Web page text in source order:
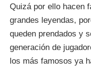
Quizá por ello hacen
grandes leyendas,
queden prendados y
generación de
los más famosos ya